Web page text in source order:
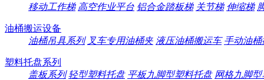
移动工作梯 高空作业平台 铝合金踏板梯 关节梯 伸缩梯
油桶搬运设备
油桶吊具系列 叉车专用油桶夹 液压油桶搬运车 手动油
塑料托盘系列
盖板系列 轻型塑料托盘 平板九脚型塑料托盘 网格九脚